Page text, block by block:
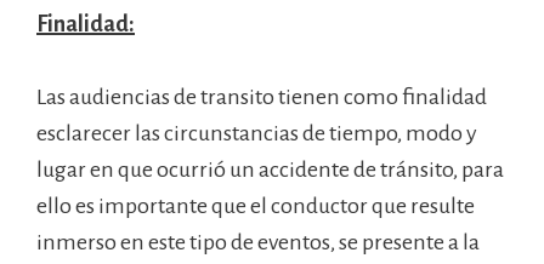
Finalidad:
Las audiencias de transito tienen como finalidad
esclarecer las circunstancias de tiempo, modo y
lugar en que ocurrió un accidente de tránsito, para
ello es importante que el conductor que resulte
inmerso en este tipo de eventos, se presente a la